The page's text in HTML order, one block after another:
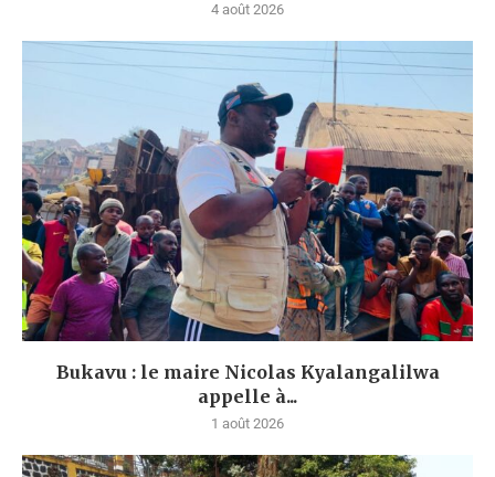
4 août 2026
Bukavu : le maire Nicolas Kyalangalilwa
appelle à...
1 août 2026